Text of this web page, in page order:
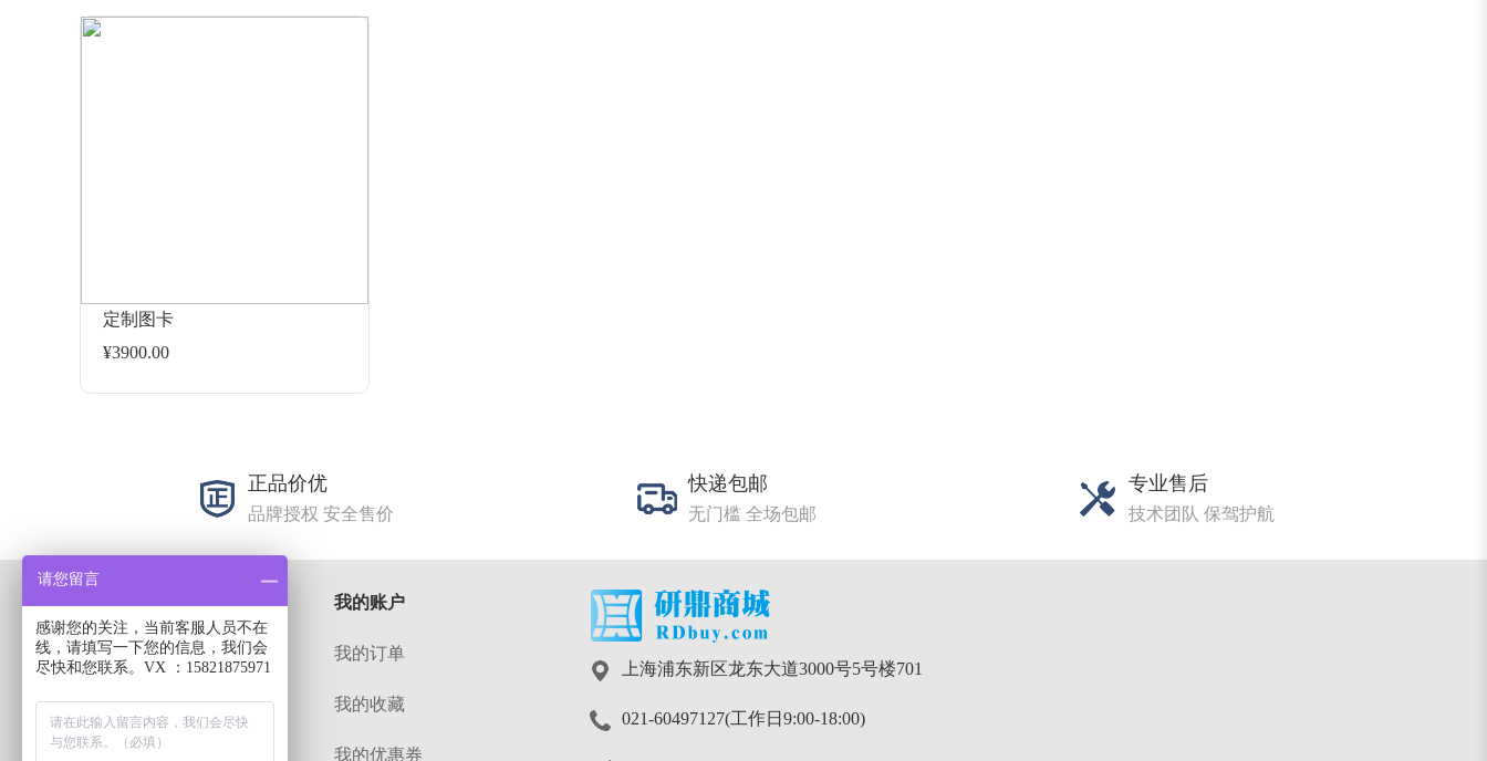
定制图卡
¥3900.00
正品价优
品牌授权 安全售价
快递包邮
无门槛 全场包邮
专业售后
技术团队 保驾护航
关于
解决方案
招贤纳士
我的账户
我的订单
我的收藏
我的优惠券
上海浦东新区龙东大道3000号5号楼701
021-60497127(工作日9:00-18:00)
请您留言
感谢您的关注，当前客服人员不在
线，请填写一下您的信息，我们会
尽快和您联系。VX ：15821875971